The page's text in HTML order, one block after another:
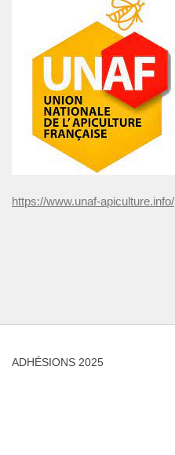
https://www.unaf-apiculture.info/
ADHÉSIONS 2025